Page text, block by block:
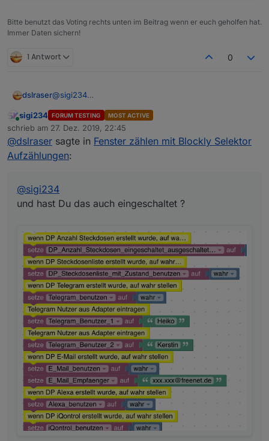
Bitte benutzt das Voting rechts unten im Beitrag wenn er euch geholfen hat.
Immer Daten sichern!
1 Antwort 0
dslraser@sigi234
Online
sigi234 FORUM TESTING MOST ACTIVE
schrieb am 27. Dez. 2019, 22:45
zuletzt editiert von
@dslraser sagte in Fenster zählen mit Blockly Selektor
Aufzählungen:
@sigi234
und hast Du das auch eingeschaltet ?